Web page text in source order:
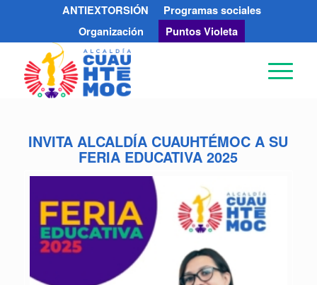
ANTIEXTORSIÓN
Programas sociales
Organización
Puntos Violeta
INVITA ALCALDÍA CUAUHTÉMOC A SU
FERIA EDUCATIVA 2025